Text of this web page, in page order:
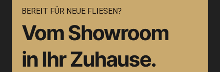
BEREIT FÜR NEUE FLIESEN?
Vom Showroom
in Ihr Zuhause.